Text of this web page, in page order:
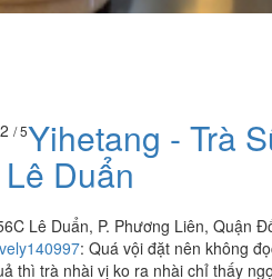
/ 5Yihetang - Trà
Duẩn
Lê Duẩn, P. Phương Liên, Quận
: Quá vội đặt nên không
thì trà nhài vị ko ra nhài chỉ thấy